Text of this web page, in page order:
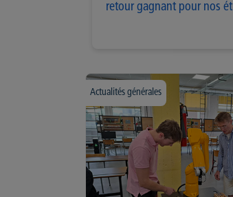
retour gagnant pour nos
Actualités générales